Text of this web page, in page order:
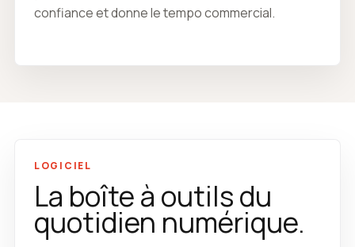
confiance et donne le tempo commercial.
LOGICIEL
La boîte à outils du
quotidien numérique.